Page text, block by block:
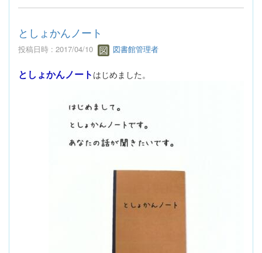
としょかんノート
投稿日時 : 2017/04/10 図書館管理者
としょかんノート はじめました。